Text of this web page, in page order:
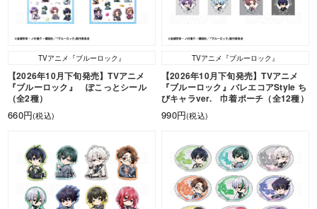
TVアニメ『ブルーロック』
【2026年10月下旬発売】TVアニメ
『ブルーロック』 ぽこっとシール
（全2種）
660円(税込)
TVアニメ『ブルーロック』
【2026年10月下旬発売】TVアニメ
『ブルーロック』バレエコアStyle ち
びキャラver. 巾着ポーチ（全12種）
990円(税込)